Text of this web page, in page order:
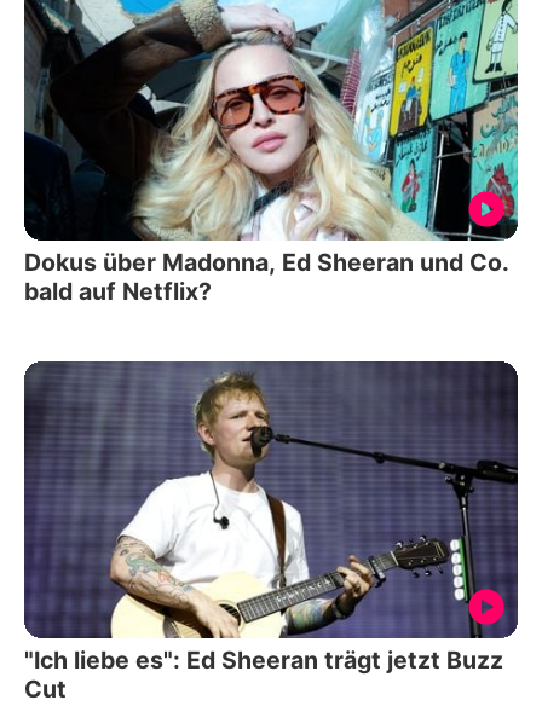
Dokus über Madonna, Ed Sheeran und Co.
bald auf Netflix?
"Ich liebe es": Ed Sheeran trägt jetzt Buzz
Cut